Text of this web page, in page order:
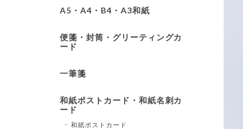
A5・A4・B4・A3和紙
便箋・封筒・グリーティングカ
ード
一筆箋
和紙ポストカード・和紙名刺カ
ード
和紙ポストカード